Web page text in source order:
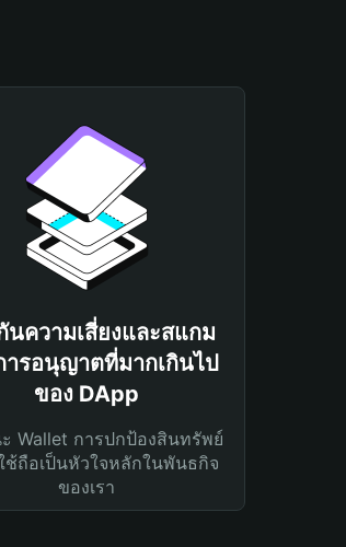
นความเสี่ยงและสแกม
ารอนุญาตที่มากเกินไป
ของ DApp
Wallet การปกป้องสินทรัพย์
ช้ถือเป็นหัวใจหลักในพันธกิจ
ของเรา